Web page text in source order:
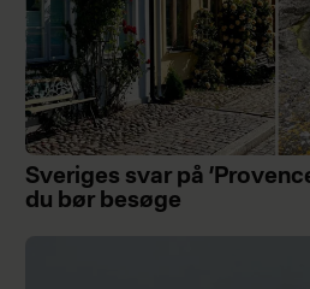
Sveriges svar på
du bør besøge